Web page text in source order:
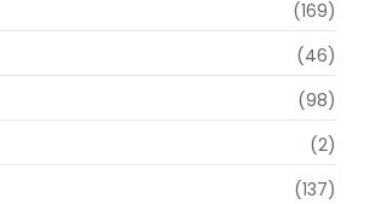
(169)
(46)
(98)
(2)
(137)